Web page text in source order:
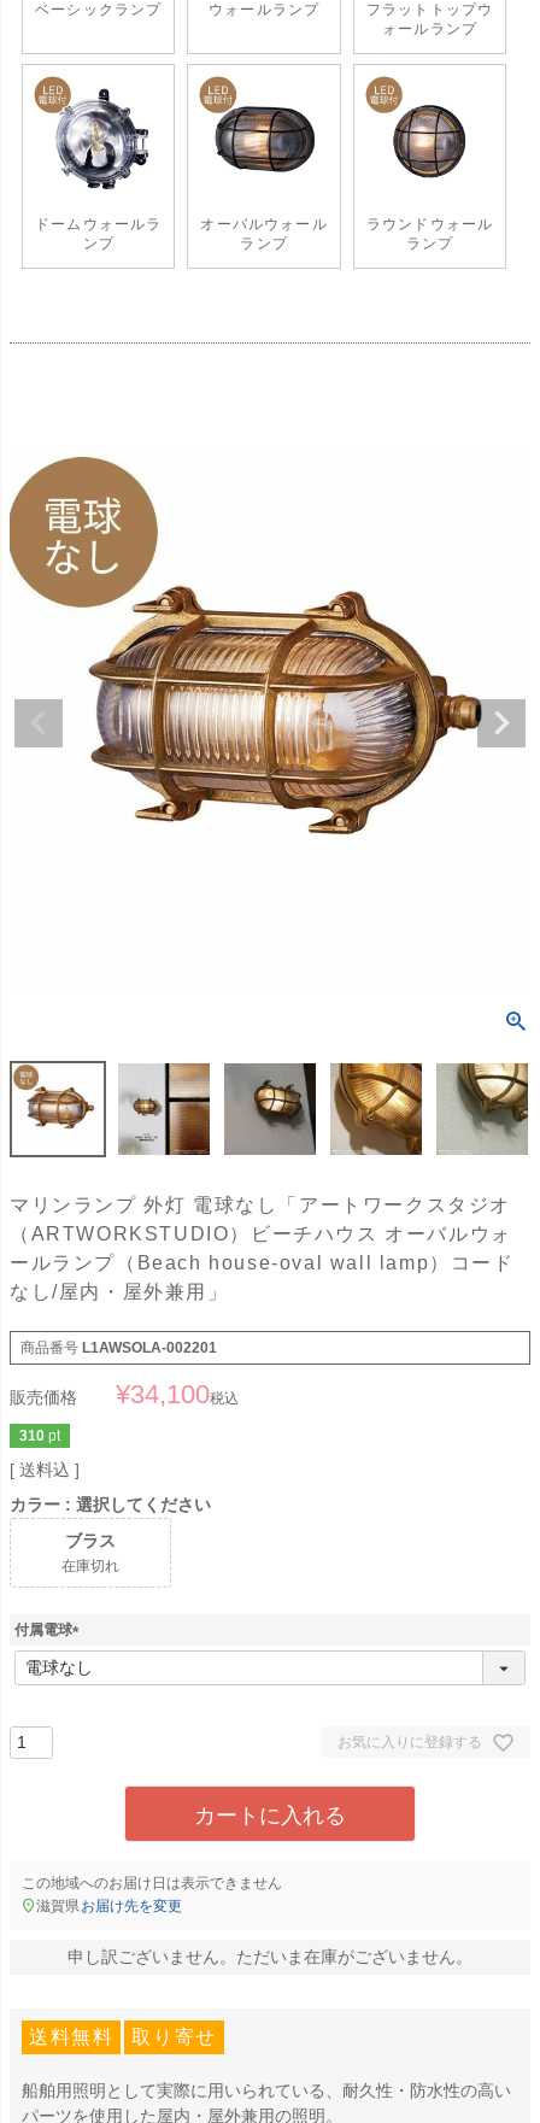
ベーシックランプ ウォールランプ
フラットトップウ
ォールランプ
ドームウォールラ
ンプ
オーバルウォール
ランプ
ラウンドウォール
ランプ
マリンランプ 外灯 電球なし「アートワークスタジオ
（ARTWORKSTUDIO）ビーチハウス オーバルウォ
ールランプ（Beach house-oval wall lamp）コード
なし/屋内・屋外兼用」
商品番号 L1AWSOLA-002201
販売価格 ¥34,100税込
310 pt
送料込
カラー
選択してください
ブラス
在庫切れ
付属電球
(
必
お気に入りに登録する
カートに入れる
この地域へのお届け日は表示できません
滋賀県お届け先を変更
申し訳ございません。ただいま在庫がございません。
送料無料 取り寄せ
船舶用照明として実際に用いられている、耐久性・防水性の高い
パーツを使用した屋内・屋外兼用の照明。